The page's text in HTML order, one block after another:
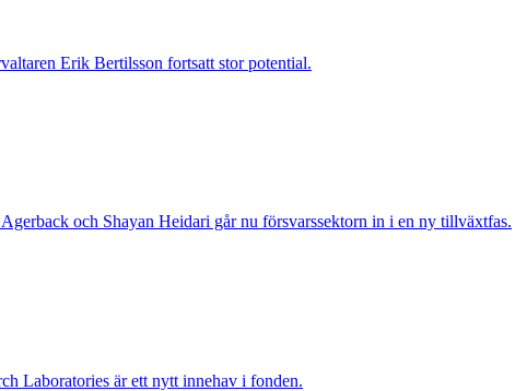
Erik Bertilsson fortsatt stor potential.
och Shayan Heidari går nu försvarssektorn in i en ny tillväxtfas.
Laboratories är ett nytt innehav i fonden.